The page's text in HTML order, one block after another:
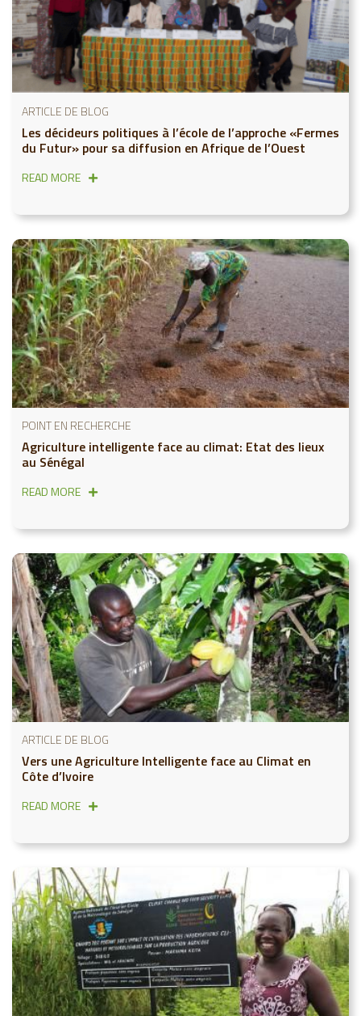
ARTICLE DE BLOG
Les décideurs politiques à l’école de l’approche «Fermes
du Futur» pour sa diffusion en Afrique de l’Ouest
READ MORE
POINT EN RECHERCHE
Agriculture intelligente face au climat: Etat des lieux
au Sénégal
READ MORE
ARTICLE DE BLOG
Vers une Agriculture Intelligente face au Climat en
Côte d’Ivoire
READ MORE